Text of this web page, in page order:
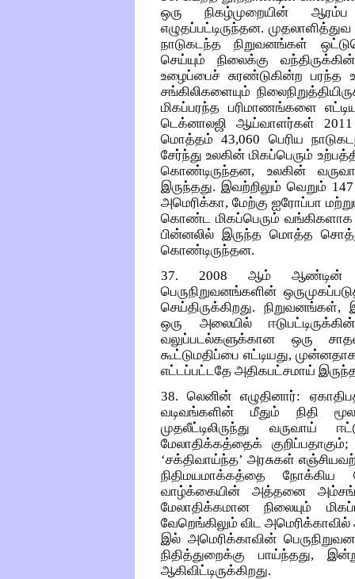
ஒரு நிகழ்முறையின்
எழுதப்பட்டிருந்தன.
நாடுகடந்த நிறுவனங்கள்
செய்யும் நிலைக்கு
உழைப்பைச் சுரண்டுகின்ற பரந்த
சங்கிலிகளையும்
மிகப்பரந்த பரிமாணங்களை
டெக்னாலஜி ஆய்வாளர்கள்
மொத்தம் 43,060 பெரிய
சேர்ந்து உலகின் மிகப்பெரும்
கொண்டிருந்தன, உலகின்
இருந்தது. இவற்றிலும் வெறும்
அமெரிக்கா, மேற்கு ஐரோப்பா
கொண்ட மிகப்பெரும் வங்கிகளாக
பின்னலில் இருந்த மொத்த
கொண்டிருந்தன.
37. 2008 ஆம் ஆண்டின்
பெருநிறுவனங்களின்
செய்திருக்கிறது.
ஒரு அலையில்
வலுப்படல்களுக்கான ஒரு
கூட்டுமதிப்பை எட்டியது,
எட்டப்பட்டதே அதிகபட்சமாய்
38. லெனின் எழுதினார்:
வடிவங்களின் மீதும் நிதி
முதலீட்டிலிருந்து வருவாய்
மேலாதிக்கத்தைக்
‘சக்திவாய்ந்த’ அரசுகள்
நிதிமயமாக்கத்தை நோக்கிய
வாழ்க்கையின் அத்தனை
மேலாதிக்கமான நிலையும்
வேறெங்கிலும் விட அமெரிக்காவில்
இல் அமெரிக்காவின்
நிதித்துறைக்கு பாய்ந்தது,
ஆகிவிட்டிருக்கிறது.